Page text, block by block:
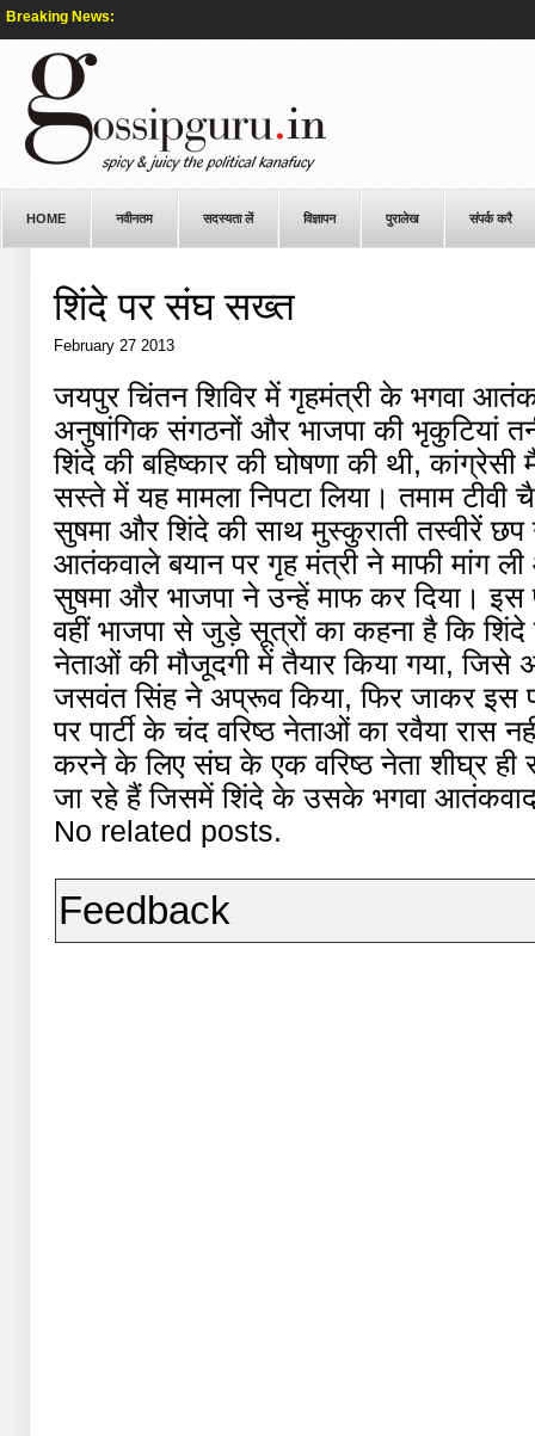
Breaking News:
HOME नवीनतम सदस्यता लें विज्ञापन पुरालेख संपर्क करै
शिंदे पर संघ सख्त
February 27 2013
जयपुर चिंतन शिविर में गृहमंत्री के भगवा
अनुषांगिक संगठनों और भाजपा की भृकुटियां
शिंदे की बहिष्कार की घोषणा की थी,
सस्ते में यह मामला निपटा लिया। तमाम
सुषमा और शिंदे की साथ मुस्कुराती तस्वीरें छप
आतंकवाले बयान पर गृह मंत्री ने माफी मांग
सुषमा और भाजपा ने उन्हें माफ कर दिया।
वहीं भाजपा से जुड़े सूत्रों का कहना है कि शिंदे
नेताओं की मौजूदगी में तैयार किया गया,
जसवंत सिंह ने अप्रूव किया, फिर जाकर इस
पर पार्टी के चंद वरिष्ठ नेताओं का रवैया
करने के लिए संघ के एक वरिष्ठ नेता शीघ्र
जा रहे हैं जिसमें शिंदे के उसके भगवा आतंकवाद
No related posts.
Feedback